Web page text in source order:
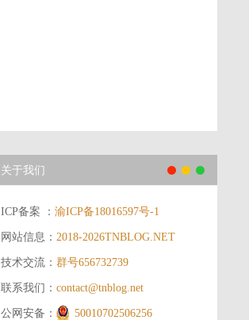
关于我们
ICP备案 ： 渝ICP备18016597号-1
网站信息： 2018-2026TNBLOG.NET
技术交流： 群号656732739
联系我们： contact@tnblog.net
公网安备： 50010702506256